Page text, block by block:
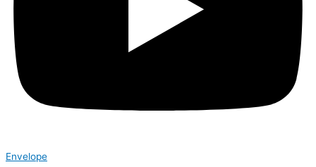
Envelope